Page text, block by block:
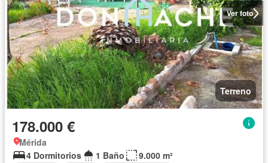
Ver foto
Terreno
178.000 €
Mérida
4 Dormitorios
1 Baño
9.000 m²